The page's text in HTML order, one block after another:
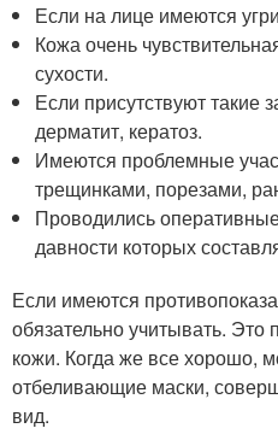
Если на лице имеются
Кожа очень
сухости.
Если присутствуют такие
дерматит, кератоз.
Имеются проблемные
трещинками, порезами,
Проводились
давности которых
Если имеются
обязательно учитывать. Это
кожи. Когда же все хорошо,
отбеливающие маски,
вид.